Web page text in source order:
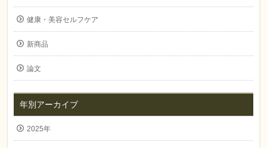
健康・美容セルフケア
新商品
論文
年別アーカイブ
2025年